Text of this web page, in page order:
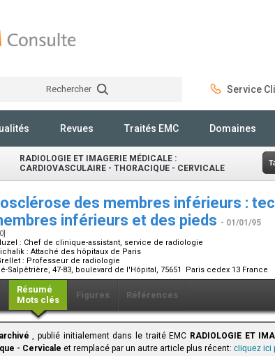
Rechercher Service
Revues Traités EMC Domaines
RADIOLOGIE ET IMAGERIE MÉDICALE :
CARDIOVASCULAIRE - THORACIQUE - CERVICALE
des membres inférieurs :
inférieurs et des pieds - 01/01/95
: Chef de clinique-assistant, service de radiologie
: Attaché des hôpitaux de Paris
: Professeur de radiologie
Salpêtrière, 47-83, boulevard de l'Hôpital, 75651 Paris cedex 13 France
Résumé
Mots clés
Figures Références
, publié initialement dans le traité EMC RADIOLOGIE ET
- Cervicale et remplacé par un autre article plus récent: cliquez ici